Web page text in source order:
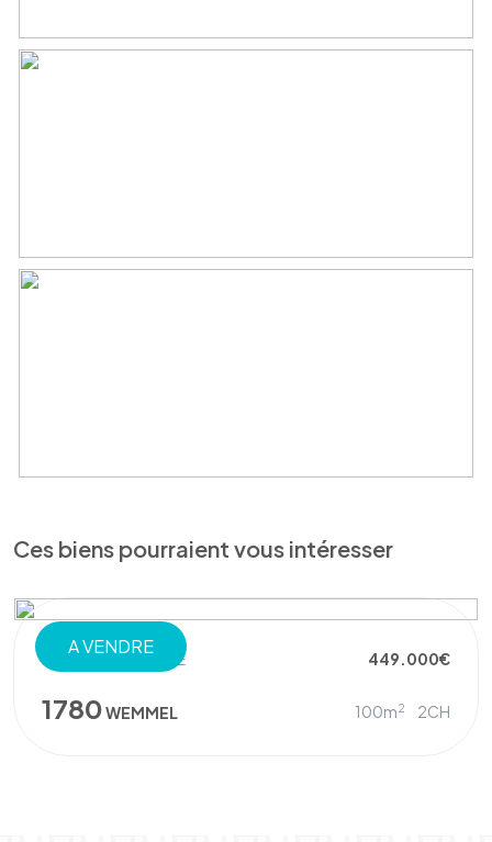
Ces biens pourraient vous intéresser
A VENDRE
REZ-DE-CHAUSSÉE 449.000€
1780WEMMEL 100m2 2CH